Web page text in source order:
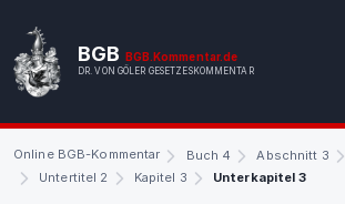
BGB BGB.Kommentar.de
DR. VON GÖLER GESETZESKOMMENTAR
Online BGB-Kommentar Buch 4 Abschnitt 3
Untertitel 2
Kapitel 3 Unterkapitel 3